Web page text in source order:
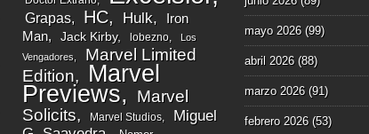
Grapas HC Hulk
Iron
Man
Jack Kirby lobezno
Los
Vengadores
Marvel Limited
Edition
Marvel
Previews
Marvel
Solicits
Marvel Studios
Miguel
mayo 2026(99)
abril 2026(88)
marzo 2026(91)
febrero 2026(53)